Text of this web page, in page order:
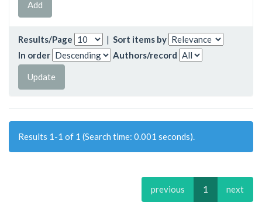
Results/Page | Sort items by
In order
Authors/record
Results 1-1 of 1 (Search time: 0.001 seconds).
previous 1 next